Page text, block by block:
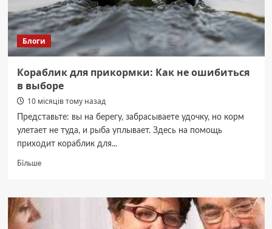
чому
вона
виникає
Блоги
Кораблик для прикормки: Как не ошибиться
в выборе
10 місяців тому назад
Представьте: вы на берегу, забрасываете удочку, но корм
улетает не туда, и рыба уплывает. Здесь на помощь
приходит кораблик для...
БільшеДокладніше
для
Как